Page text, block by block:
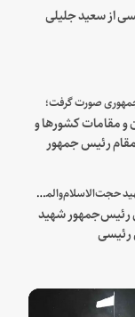
از سعید جلیلی
صورت گرفت؛
از سران و مقامات کشورها و
رئیس جمهور
در جمع خانواده و نزدیکان شهید حجت‌الاسلام‌والمسلمین رئیسی:
رئیس‌جمهور شهید
رئیسی